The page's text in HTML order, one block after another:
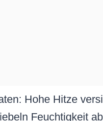
Hohe Hitze
Feuchtigkeit